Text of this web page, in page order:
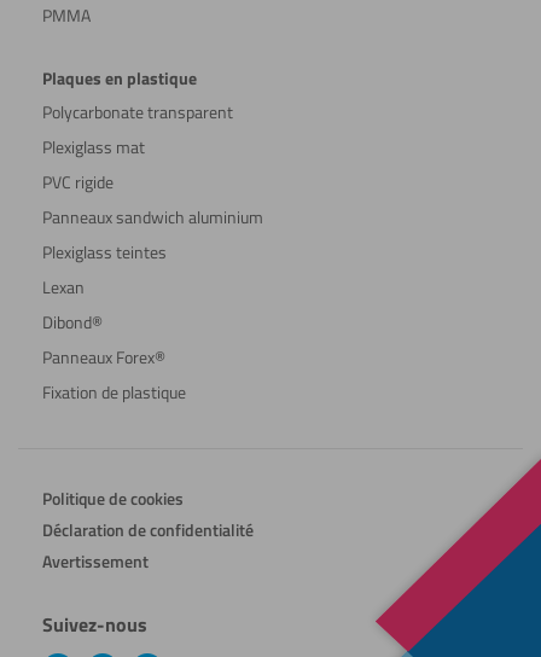
PMMA
Plaques en plastique
Polycarbonate transparent
Plexiglass mat
PVC rigide
Panneaux sandwich aluminium
Plexiglass teintes
Lexan
Dibond®
Panneaux Forex®
Fixation de plastique
Politique de cookies
Déclaration de confidentialité
Avertissement
Suivez-nous